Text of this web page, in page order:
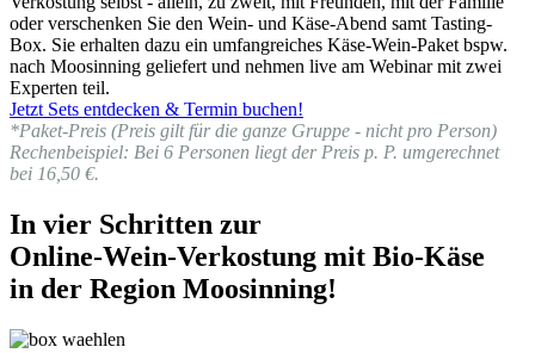
oder verschenken Sie den Wein- und Käse-Abend samt Tasting-
Box. Sie erhalten dazu ein umfangreiches Käse-Wein-Paket bspw.
nach Moosinning geliefert und nehmen live am Webinar mit zwei
Experten teil.
Jetzt Sets entdecken & Termin buchen!
*Paket-Preis (Preis gilt für die ganze Gruppe - nicht pro Person)
Rechenbeispiel: Bei 6 Personen liegt der Preis p. P. umgerechnet
bei 16,50 €.
In vier Schritten zur
Online-Wein-Verkostung mit Bio-Käse
in der Region Moosinning!